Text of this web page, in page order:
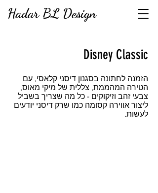
Hadar BL Design
Disney Classic
הזמנה לחתונה בסגנון דיסני קלאסי, עם
הטירה המהממת, צללית של מיקי מאוס,
צבעי זהב וזיקוקים - כל מה שצריך בשביל
ליצור אווירה קסומה כמו שרק דיסני יודעים
לעשות.